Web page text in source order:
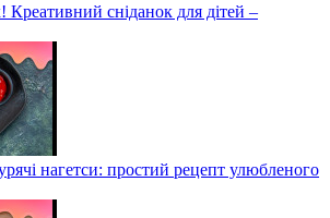
Креативний сніданок для дітей –
нагетси: простий рецепт улюбленого